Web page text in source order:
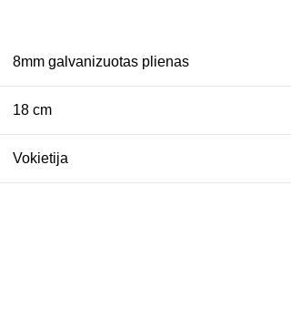
8mm galvanizuotas plienas
18 cm
Vokietija